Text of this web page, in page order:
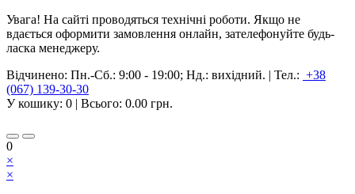
Увага! На сайті проводяться технічні роботи. Якщо не
вдається оформити замовлення онлайн, зателефонуйте будь-
ласка менеджеру.
Відчинено: Пн.-Сб.: 9:00 - 19:00; Нд.: вихідний. | Тел.: +38
(067) 139-30-30
У кошику: 0 | Всього: 0.00 грн.
0
×
×